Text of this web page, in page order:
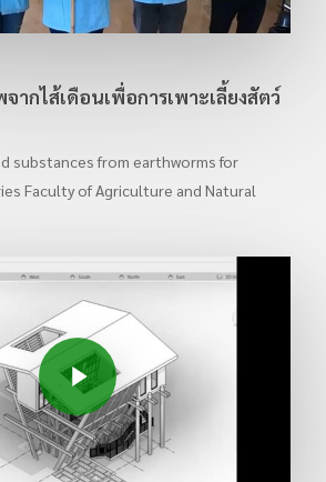
ากไส้เดือนเพื่อการเพาะเลี้ยงสัตว์
substances from earthworms for
Faculty of Agriculture and Natural
Play Video